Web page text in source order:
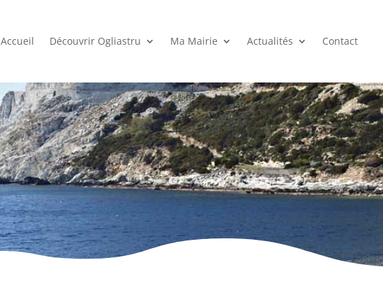
Accueil Découvrir Ogliastru Ma Mairie Actualités Contact